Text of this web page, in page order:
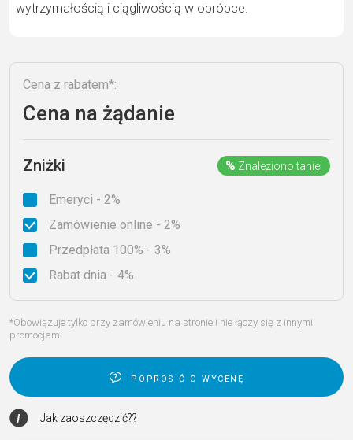
wytrzymałością i ciągliwością w obróbce.
Cena z rabatem*:
Cena na żądanie
Zniżki % Znaleziono taniej
Emeryci - 2%
Zamówienie online - 2%
Przedpłata 100% - 3%
Rabat dnia - 4%
*Obowiązuje tylko przy zamówieniu na stronie i nie łączy się z innymi
promocjami
poprosić o wycenę
Jak zaoszczędzić??